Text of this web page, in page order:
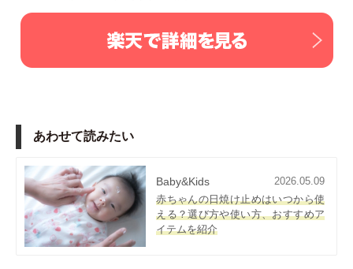
あわせて読みたい
Baby&Kids
2026.05.09
赤ちゃんの日焼け止めはいつから使
える？選び方や使い方、おすすめア
イテムを紹介